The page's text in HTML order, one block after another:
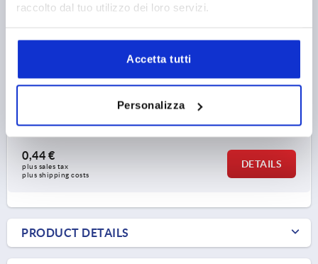
raccolto dal tuo utilizzo dei loro servizi.
Accetta tutti
Personalizza
13,5=19,5, STEEL GALVANIZED
VERSION 1=WITH STOP
VERSION 2=OFFSET DOWNWARDS
WIDTH=13
B1=6,1
TONGUE LENGTH=25
0,44 €
plus sales tax
plus shipping costs
DETAILS
PRODUCT DETAILS